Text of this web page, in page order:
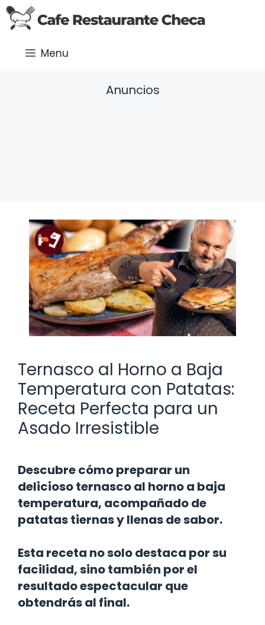
Saltar
al
Menu
Anuncios
Ternasco al Horno a Baja
Temperatura con Patatas:
Receta Perfecta para un
Asado Irresistible
Descubre cómo preparar un
delicioso ternasco al horno a baja
temperatura, acompañado de
patatas tiernas y llenas de sabor.
Esta receta no solo destaca por su
facilidad, sino también por el
resultado espectacular que
obtendrás al final.